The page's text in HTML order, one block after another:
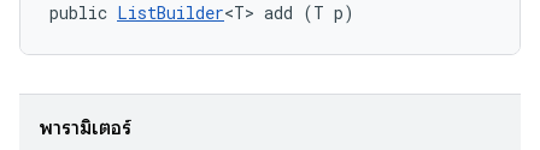
public ListBuilder<T> add (T p)
พารามิเตอร์